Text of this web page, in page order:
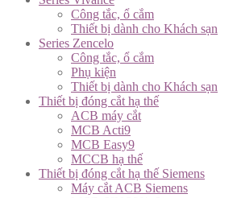
Công tắc, ổ cắm
Thiết bị dành cho Khách sạn
Series Zencelo
Công tắc, ổ cắm
Phụ kiện
Thiết bị dành cho Khách sạn
Thiết bị đóng cắt hạ thế
ACB máy cắt
MCB Acti9
MCB Easy9
MCCB hạ thế
Thiết bị đóng cắt hạ thế Siemens
Máy cắt ACB Siemens